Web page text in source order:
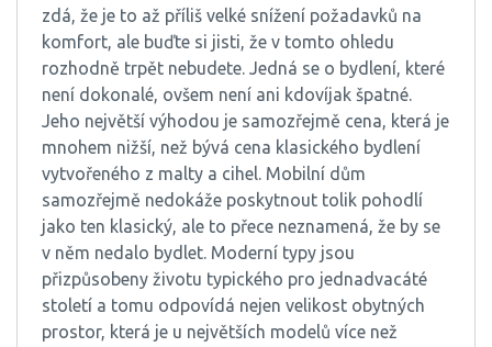
zdá, že je to až příliš velké snížení požadavků na
komfort, ale buďte si jisti, že v tomto ohledu
rozhodně trpět nebudete. Jedná se o bydlení, které
není dokonalé, ovšem není ani kdovíjak špatné.
Jeho největší výhodou je samozřejmě cena, která je
mnohem nižší, než bývá cena klasického bydlení
vytvořeného z malty a cihel. Mobilní dům
samozřejmě nedokáže poskytnout tolik pohodlí
jako ten klasický, ale to přece neznamená, že by se
v něm nedalo bydlet. Moderní typy jsou
přizpůsobeny životu typického pro jednadvacáté
století a tomu odpovídá nejen velikost obytných
prostor, která je u největších modelů více než